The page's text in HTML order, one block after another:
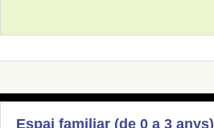
Espai familiar (de 0 a 3 anys)